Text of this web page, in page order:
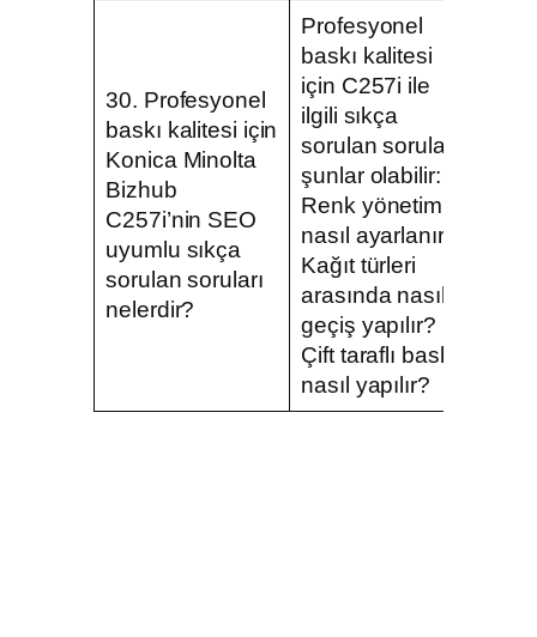
30. Profesyonel
baskı kalitesi için
Konica Minolta
Bizhub
C257i’nin SEO
uyumlu sıkça
sorulan soruları
nelerdir?
Profesyonel
baskı kalitesi
için C257i ile
ilgili sıkça
sorulan sorular
şunlar olabilir:
Renk yönetimi
nasıl ayarlanır?
Kağıt türleri
arasında nasıl
geçiş yapılır?
Çift taraflı baskı
nasıl yapılır?